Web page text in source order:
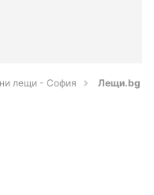
лещи - София Лещи.bg